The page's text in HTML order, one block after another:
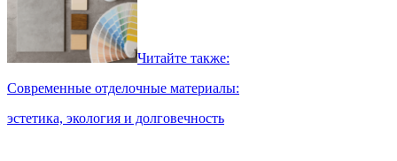
Читайте также:
Современные отделочные материалы:
эстетика, экология и долговечность